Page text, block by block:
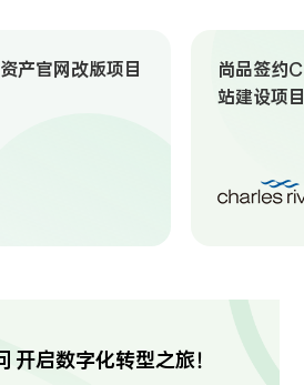
产官网改版项目
尚品签约
站建设项
开启数字化转型之旅！